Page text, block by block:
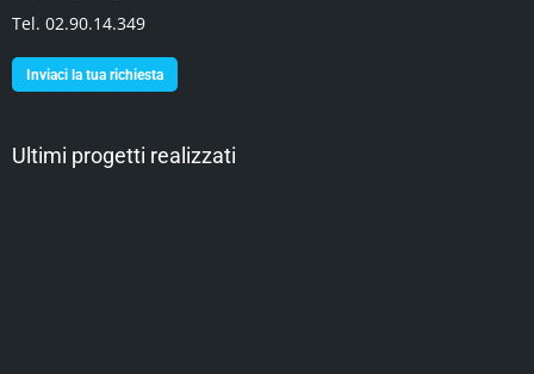
Tel. 02.90.14.349
Inviaci la tua richiesta
Ultimi progetti realizzati